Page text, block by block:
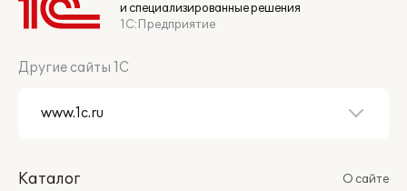
и специализированные решения
1С:Предприятие
Другие сайты 1С
Каталог
О сайте